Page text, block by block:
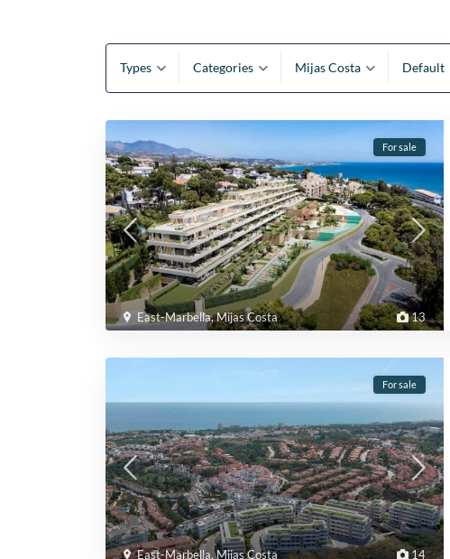
Types Categories Mijas Costa Default
13
East-Marbella,Mijas Costa
For sale
14
East-Marbella,Mijas Costa
For sale